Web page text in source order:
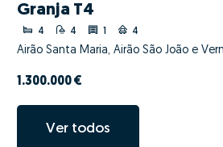
Granja T4
4 4 1 4
Airão Santa Maria, Airão São João e
1.300.000 €
Ver todos